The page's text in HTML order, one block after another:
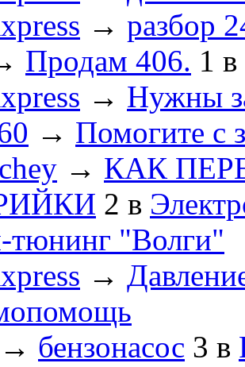
→ разбор
Продам 406. 1 в
→ Нужны
→ Помогите с
→ КАК
2 в
тюнинг "Волги"
→
→ бензонасос 3 в